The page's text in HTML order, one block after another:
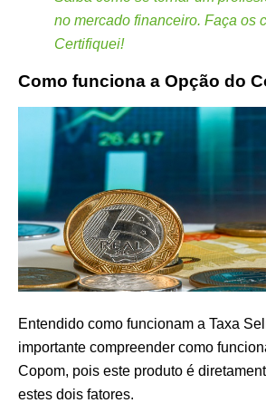
no mercado financeiro. Faça os
Certifiquei!
Como funciona a Opção do
Entendido como funcionam a Taxa
importante compreender como
Copom, pois este produto é
estes dois fatores.